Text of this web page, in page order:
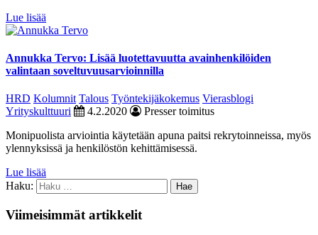
Lue lisää
Annukka Tervo: Lisää luotettavuutta avainhenkilöiden
valintaan soveltuvuusarvioinnilla
HRD Kolumnit Talous Työntekijäkokemus Vierasblogi
Yrityskulttuuri
4.2.2020
Presser toimitus
Monipuolista arviointia käytetään apuna paitsi rekrytoinneissa, myös
ylennyksissä ja henkilöstön kehittämisessä.
Lue lisää
Haku:
Viimeisimmät artikkelit